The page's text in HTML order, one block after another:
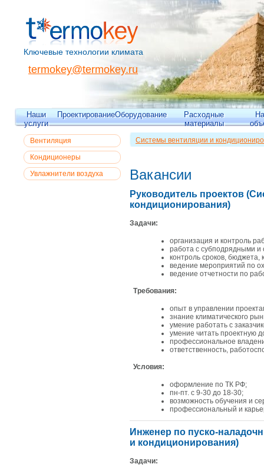
Ключевые технологии климата
termokey@termokey.ru
Наши
услуги
ПроектированиеОборудование
Расходные
материалы
Вентиляция
Кондиционеры
Увлажнители воздуха
Системы вентиляции и
Вакансии
Руководитель проектов
кондиционирования)
Задачи:
организация и контроль
работа с субподрядными
контроль сроков, бюджета,
ведение мероприятий по
ведение отчетности по
Требования:
опыт в управлении
знание климатического
умение работать с
умение читать проектную
профессиональное
ответственность,
Условия:
оформление по ТК РФ;
пн-пт. с 9-30 до 18-30;
возможность обучения и
профессиональный и
Инженер по пуско-
и кондиционирования)
Задачи: